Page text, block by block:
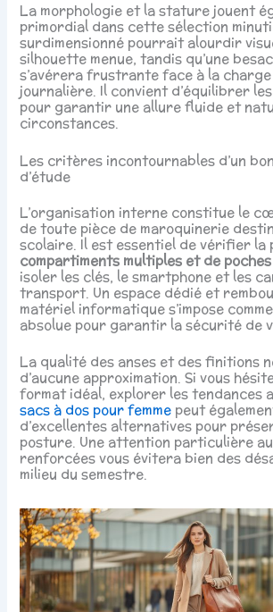
La morphologie et la stature jouent
primordial dans cette sélection
surdimensionné pourrait alourdir
silhouette menue, tandis qu’une
s’avérera frustrante face à la
journalière. Il convient d’équilibrer
pour garantir une allure fluide et
circonstances.
Les critères incontournables d’un
d’étude
L’organisation interne constitue le
de toute pièce de maroquinerie
scolaire. Il est essentiel de vérifier la
compartiments multiples et de
isoler les clés, le smartphone et les
transport. Un espace dédié et
matériel informatique s’impose
absolue pour garantir la sécurité de
La qualité des anses et des finitions
d’aucune approximation. Si vous
format idéal, explorer les tendances
sacs à dos pour femme peut
d’excellentes alternatives pour
posture. Une attention particulière
renforcées vous évitera bien des
milieu du semestre.